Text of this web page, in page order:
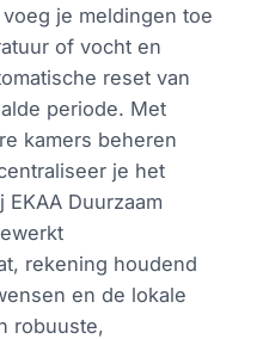
je meldingen toe
of vocht en
reset van
periode. Met
kamers beheren
je het
Duurzaam
rekening houdend
en de lokale
robuuste,